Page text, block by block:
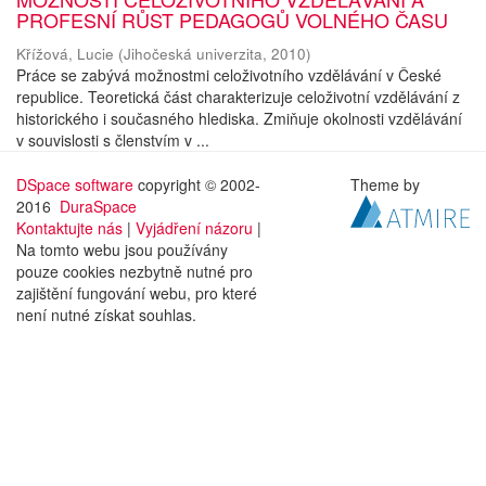
PROFESNÍ RŮST PEDAGOGŮ VOLNÉHO ČASU
Křížová, Lucie (Jihočeská univerzita, 2010)
Práce se zabývá možnostmi celoživotního vzdělávání v České
republice. Teoretická část charakterizuje celoživotní vzdělávání z
historického i současného hlediska. Zmiňuje okolnosti vzdělávání
v souvislosti s členstvím v ...
DSpace software copyright © 2002-
2016 DuraSpace
Kontaktujte nás | Vyjádření názoru |
Na tomto webu jsou používány
pouze cookies nezbytně nutné pro
zajištění fungování webu, pro které
není nutné získat souhlas.
Theme by